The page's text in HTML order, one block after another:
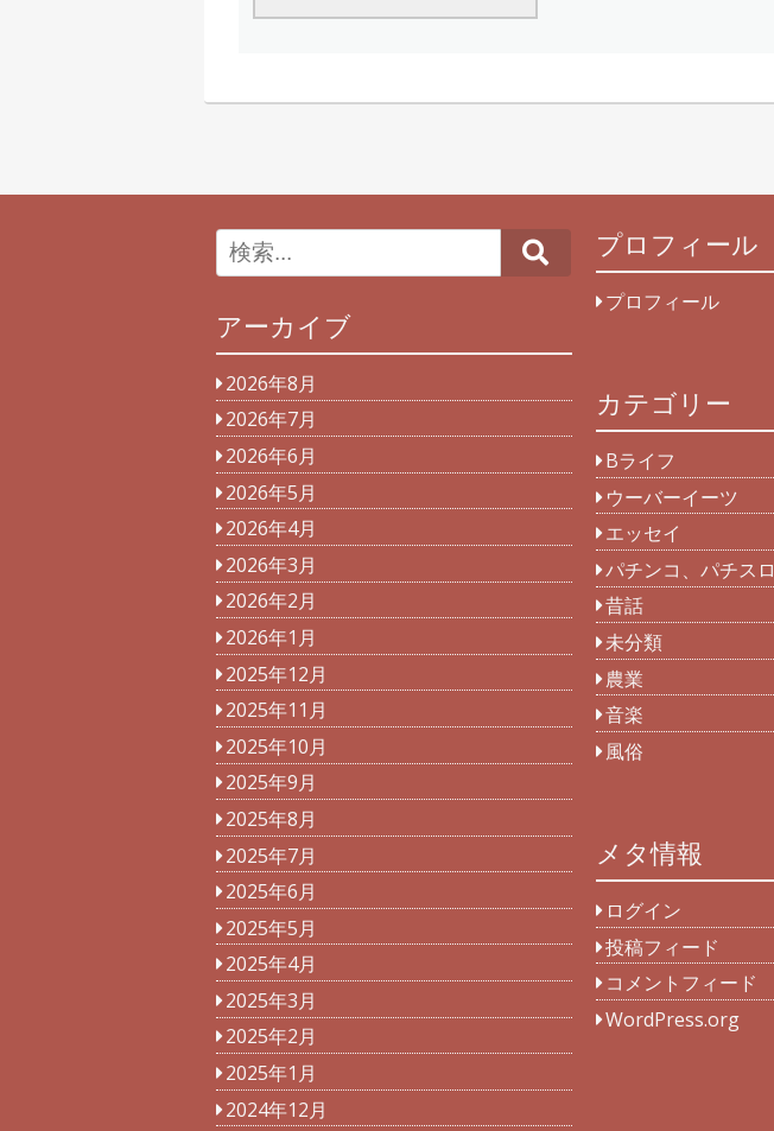
Searchプロフィール
プロフィール
アーカイブ
2026年8月
2026年7月
2026年6月
2026年5月
2026年4月
2026年3月
2026年2月
2026年1月
2025年12月
2025年11月
2025年10月
2025年9月
2025年8月
2025年7月
2025年6月
2025年5月
2025年4月
2025年3月
2025年2月
2025年1月
2024年12月
カテゴリー
Bライフ
ウーバーイーツ
エッセイ
パチンコ、パチスロ
昔話
未分類
農業
音楽
風俗
メタ情報
ログイン
投稿フィード
コメントフィード
WordPress.org